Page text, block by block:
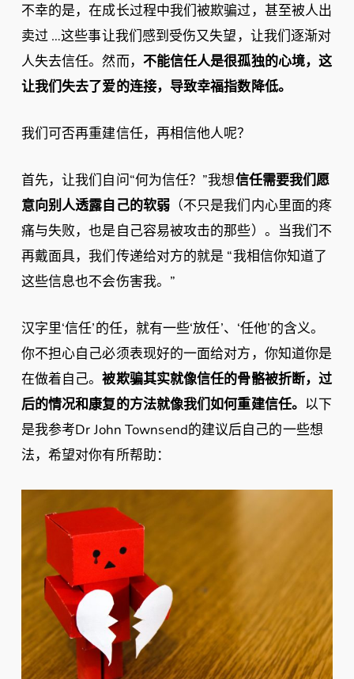
不幸的是，在成长过程中我们被欺骗过，甚至被人出
卖过 …这些事让我们感到受伤又失望，让我们逐渐对
人失去信任。然而， 不能信任人是很孤独的心境，这
让我们失去了爱的连接，导致幸福指数降低。
我们可否再重建信任，再相信他人呢？
首先，让我们自问“何为信任？”我想信任需要我们愿
意向别人透露自己的软弱（不只是我们内心里面的疼
痛与失败，也是自己容易被攻击的那些）。当我们不
再戴面具，我们传递给对方的就是 “我相信你知道了
这些信息也不会伤害我。”
汉字里‘信任’的任，就有一些‘放任’、‘任他’的含义。
你不担心自己必须表现好的一面给对方，你知道你是
在做着自己。被欺骗其实就像信任的骨骼被折断，过
后的情况和康复的方法就像我们如何重建信任。 以下
是我参考Dr John Townsend的建议后自己的一些想
法，希望对你有所帮助：